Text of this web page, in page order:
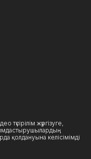
жүргізуге,
қолдануына келісімімді